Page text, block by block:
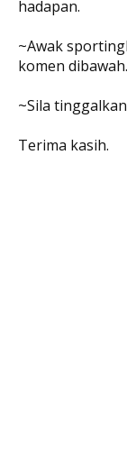
hadapan.
~Awak
komen dibawah.
~Sila
Terima kasih.